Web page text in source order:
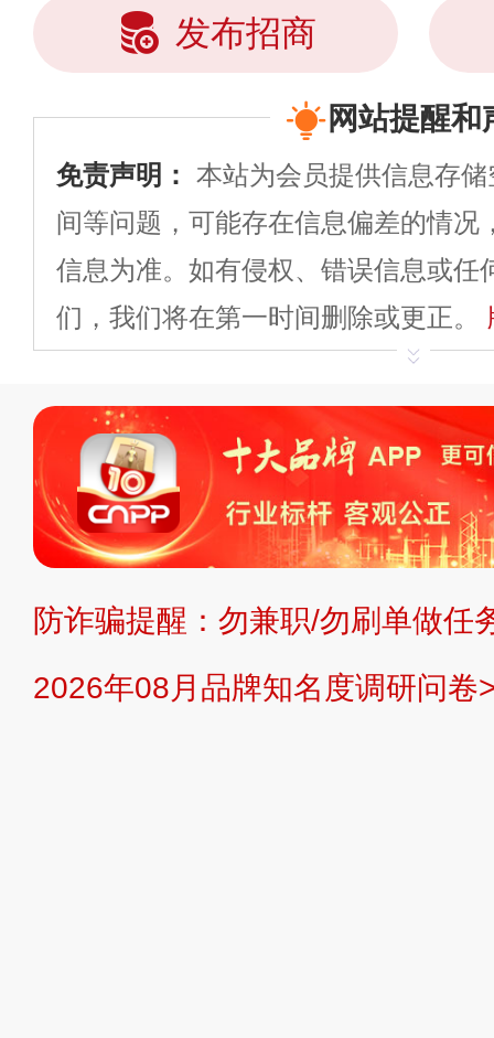
发布招商
网站提醒和
免责声明： 本站为会员提供信息存
间等问题，可能存在信息偏差的情况
信息为准。如有侵权、错误信息或任
们，我们将在第一时间删除或更正。
平台自有内容（文字
标、LOGO 等）知识产权归本站所
复制、转载、商用。本站不生产产
不代理、不招商、不提供中介服务。
持投资购买的观点或意见，页面信息
提交说明： 快速提交发布>> 提交品
防诈骗提醒：勿兼职/勿刷单做任
2026年08月品牌知名度调研问卷